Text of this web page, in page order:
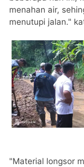
menahan air,
menutupi jalan."
"Material longsor